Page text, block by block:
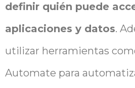
definir quién puede
aplicaciones y datos.
utilizar herramientas
Automate para